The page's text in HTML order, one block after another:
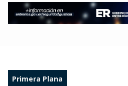
Primera Plana